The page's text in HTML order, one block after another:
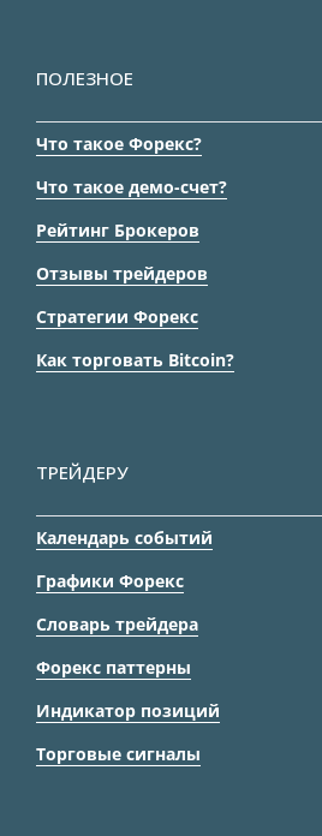
ПОЛЕЗНОЕ
Что такое Форекс?
Что такое демо-счет?
Рейтинг Брокеров
Отзывы трейдеров
Стратегии Форекс
Как торговать Bitcoin?
ТРЕЙДЕРУ
Календарь событий
Графики Форекс
Словарь трейдера
Форекс паттерны
Индикатор позиций
Торговые сигналы